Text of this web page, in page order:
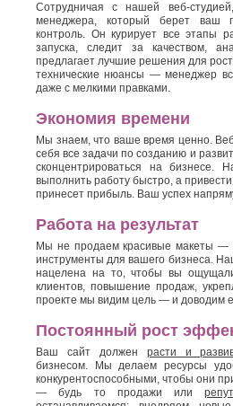
Сотрудничая с нашей веб-
менеджера, который берет ваш
контроль. Он курирует все этапы
запуска, следит за качеством,
предлагает лучшие решения для
технические нюансы — менеджер
даже с мелкими правками.
Экономия времени
Мы знаем, что ваше время ценно.
себя все задачи по созданию и
сконцентрироваться на
выполнить работу быстро, а привести
принесет прибыль. Ваш успех
Работа на результат
Мы не продаем красивые макеты —
инструменты для вашего бизнеса.
нацелена на то, чтобы вы
клиентов, повышение продаж,
проекте мы видим цель — и доводим
Постоянный рост
Ваш сайт должен расти и
бизнесом. Мы делаем ресурсы
конкурентоспособными, чтобы они
— будь то продажи или